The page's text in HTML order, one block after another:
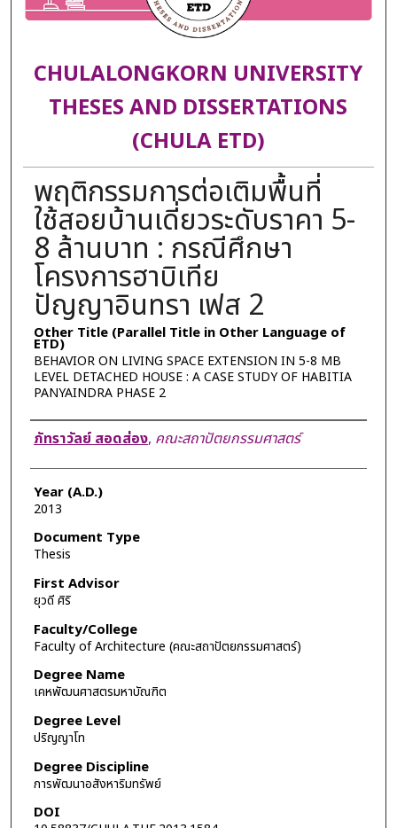
CHULALONGKORN UNIVERSITY
THESES AND DISSERTATIONS
(CHULA ETD)
พฤติกรรมการต่อเติมพื้นที่
ใช้สอยบ้านเดี่ยวระดับราคา 5-
8 ล้านบาท : กรณีศึกษา
โครงการฮาบิเทีย
ปัญญาอินทรา เฟส 2
Other Title (Parallel Title in Other Language of
ETD)
BEHAVIOR ON LIVING SPACE EXTENSION IN 5-8 MB
LEVEL DETACHED HOUSE : A CASE STUDY OF HABITIA
PANYAINDRA PHASE 2
Author
ภัทราวัลย์ สอดส่อง, คณะสถาปัตยกรรมศาสตร์
Year (A.D.)
2013
Document Type
Thesis
First Advisor
ยุวดี ศิริ
Faculty/College
Faculty of Architecture (คณะสถาปัตยกรรมศาสตร์)
Degree Name
เคหพัฒนศาสตรมหาบัณฑิต
Degree Level
ปริญญาโท
Degree Discipline
การพัฒนาอสังหาริมทรัพย์
DOI